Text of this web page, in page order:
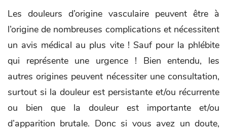
Les douleurs d’origine vasculaire peuvent être à
l’origine de nombreuses complications et nécessitent
un avis médical au plus vite ! Sauf pour la phlébite
qui représente une urgence ! Bien entendu, les
autres origines peuvent nécessiter une consultation,
surtout si la douleur est persistante et/ou récurrente
ou bien que la douleur est importante et/ou
d’apparition brutale. Donc si vous avez un doute,